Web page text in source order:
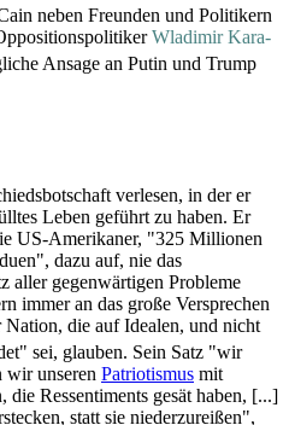
neben Freunden und Politikern
Wladimir Kara-
Ansage an Putin und Trump
verlesen, in der er
Leben geführt zu haben. Er
US-Amerikaner, "325 Millionen
dazu auf, nie das
aller gegenwärtigen Probleme
immer an das große Versprechen
die auf Idealen, und nicht
sei, glauben. Sein Satz "wir
wir unseren Patriotismus mit
die Ressentiments gesät haben, [...]
statt sie niederzureißen",